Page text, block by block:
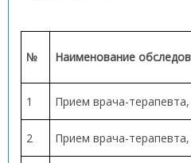
№ Наименование
1 Прием врача-
2 Прием врача-